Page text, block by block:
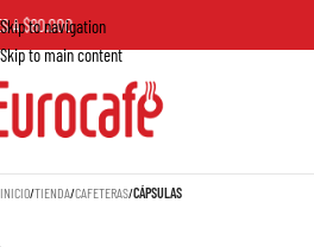
Skip to navigation
Skip to main content
INICIO/TIENDA/CAFETERAS/CÁPSULAS